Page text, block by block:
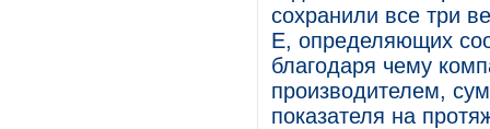
сохранили все три
E, определяющих
благодаря чему
производителем,
показателя на